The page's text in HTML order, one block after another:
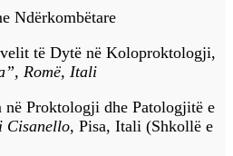
Ndërkombëtare
të Dytë në Koloproktologji,
Romë, Itali
Proktologji dhe Patologjitë e
Cisanello, Pisa, Itali (Shkollë e